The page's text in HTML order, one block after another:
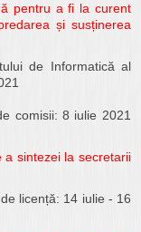
pentru a fi la curent
și susținerea
de Informatică al
comisii: 8 iulie 2021
sintezei la secretarii
licență: 14 iulie - 16